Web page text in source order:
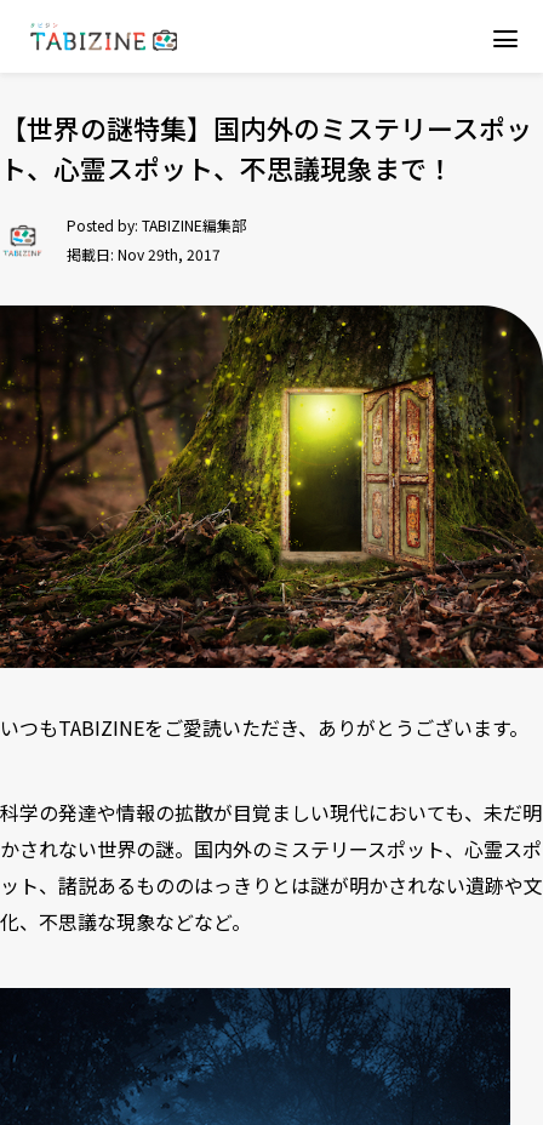
【世界の謎特集】国内外のミステリースポッ
ト、心霊スポット、不思議現象まで！
Posted by: TABIZINE編集部
掲載日: Nov 29th, 2017
いつもTABIZINEをご愛読いただき、ありがとうございます。
科学の発達や情報の拡散が目覚ましい現代においても、未だ明
かされない世界の謎。国内外のミステリースポット、心霊スポ
ット、諸説あるもののはっきりとは謎が明かされない遺跡や文
化、不思議な現象などなど。